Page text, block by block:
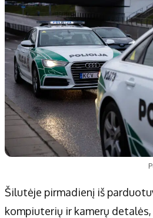
Dirbtinis intelektas
Gineso rekordai
Didžiosios savivaldybės
Vilniaus miesto
Kauno miesto
Klaipėdos miesto
Panevėžio miesto
Marijampolės
Šilutėje pirmadienį iš
kompiuterių ir kamerų